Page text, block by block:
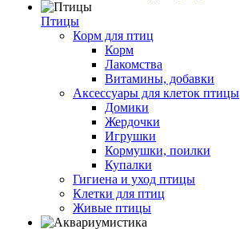
Птицы
Корм для птиц
Корм
Лакомства
Витамины, добавки
Аксессуары для клеток птицы
Домики
Жердочки
Игрушки
Кормушки, поилки
Купалки
Гигиена и уход птицы
Клетки для птиц
Живые птицы